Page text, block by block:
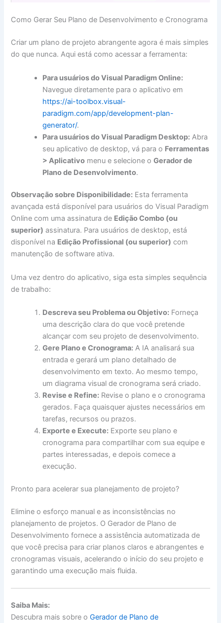
Como Gerar Seu Plano de Desenvolvimento e Cronograma
Criar um plano de projeto abrangente agora é mais simples
do que nunca. Aqui está como acessar a ferramenta:
Para usuários do Visual Paradigm Online:
Navegue diretamente para o aplicativo em
https://ai-toolbox.visual-
paradigm.com/app/development-plan-
generator/.
Para usuários do Visual Paradigm Desktop: Abra
seu aplicativo de desktop, vá para o Ferramentas
> Aplicativo menu e selecione oGerador de
Plano de Desenvolvimento.
Observação sobre Disponibilidade: Esta ferramenta
avançada está disponível para usuários do Visual Paradigm
Online com uma assinatura de Edição Combo (ou
superior) assinatura. Para usuários de desktop, está
disponível na Edição Profissional (ou superior) com
manutenção de software ativa.
Uma vez dentro do aplicativo, siga esta simples sequência
de trabalho:
Descreva seu Problema ou Objetivo: Forneça
uma descrição clara do que você pretende
alcançar com seu projeto de desenvolvimento.
Gere Plano e Cronograma: A IA analisará sua
entrada e gerará um plano detalhado de
desenvolvimento em texto. Ao mesmo tempo,
um diagrama visual de cronograma será criado.
Revise e Refine: Revise o plano e o cronograma
gerados. Faça quaisquer ajustes necessários em
tarefas, recursos ou prazos.
Exporte e Execute: Exporte seu plano e
cronograma para compartilhar com sua equipe e
partes interessadas, e depois comece a
execução.
Pronto para acelerar sua planejamento de projeto?
Elimine o esforço manual e as inconsistências no
planejamento de projetos. O Gerador de Plano de
Desenvolvimento fornece a assistência automatizada de
que você precisa para criar planos claros e abrangentes e
cronogramas visuais, acelerando o início do seu projeto e
garantindo uma execução mais fluida.
Saiba Mais:
Descubra mais sobre oGerador de Plano de